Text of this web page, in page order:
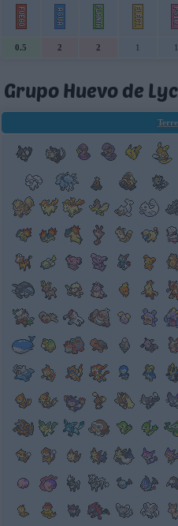
0.5 2 2 1 1
Grupo Huevo de